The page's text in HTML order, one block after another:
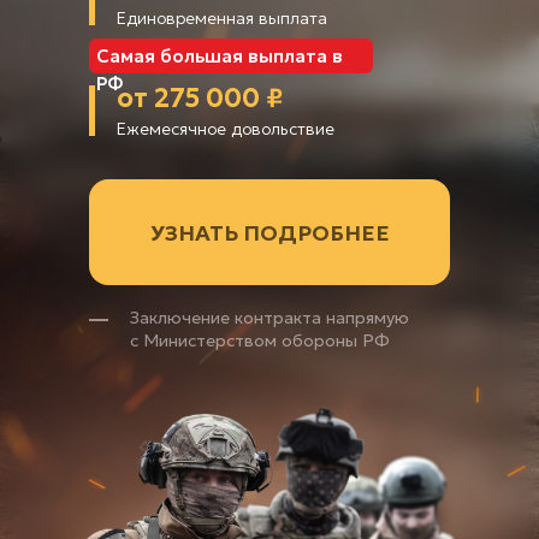
УЗНАТЬ ПОДРОБНЕЕ
Заключение контракта напрямую
с Министерством обороны РФ
Единовременная выплата
от 275 000 ₽
Ежемесячное довольствие
Самая большая выплата в
РФ